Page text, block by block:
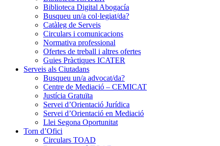
Biblioteca Digital Abogacía
Busqueu un/a col·legiat/da?
Catàleg de Serveis
Circulars i comunicacions
Normativa professional
Ofertes de treball i altres ofertes
Guies Pràctiques ICATER
Serveis als Ciutadans
Busqueu un/a advocat/da?
Centre de Mediació – CEMICAT
Justícia Gratuïta
Servei d’Orientació Jurídica
Servei d’Orientació en Mediació
Llei Segona Oportunitat
Torn d’Ofici
Circulars TOAD